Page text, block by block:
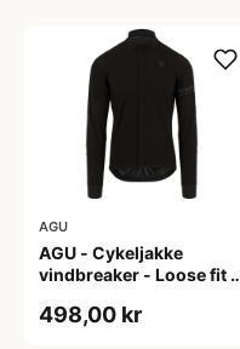
AGU
AGU - Cykeljakke
vindbreaker - Loose fit -
498,00 kr